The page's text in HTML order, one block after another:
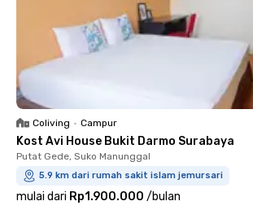
Coliving • Campur
Kost Avi House Bukit Darmo Surabaya
Putat Gede, Suko Manunggal
5.9 km dari rumah sakit islam jemursari
mulai dari Rp1.900.000 /bulan